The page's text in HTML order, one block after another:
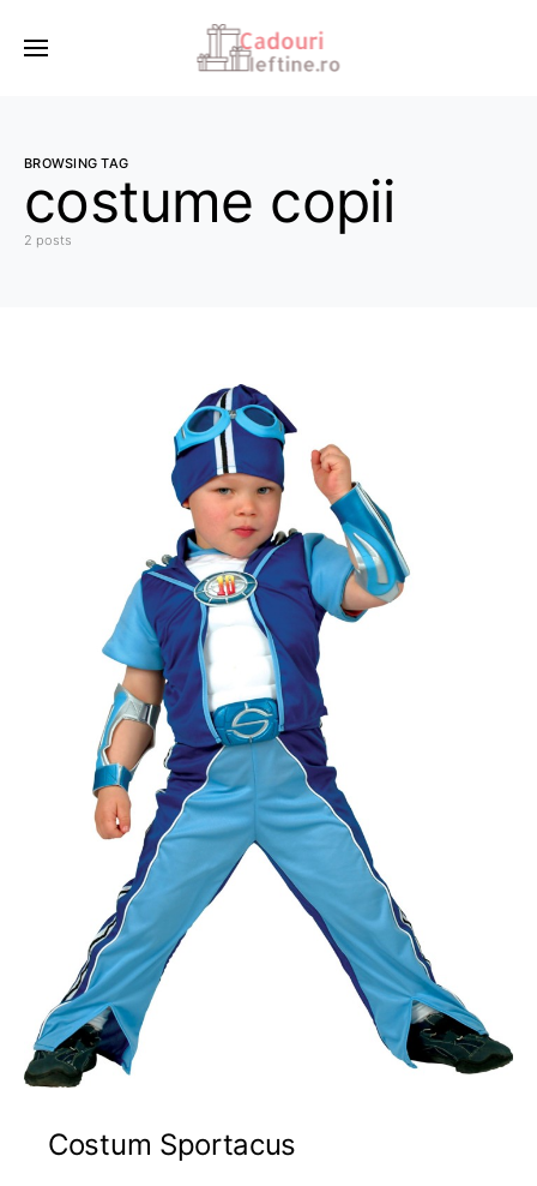
BROWSING TAG
costume copii
2 posts
Costum Sportacus